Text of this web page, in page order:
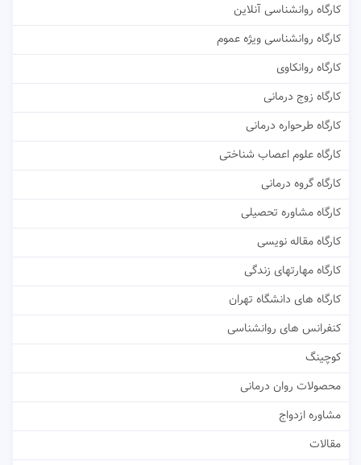
کارگاه روانشناسی آنلاین
کارگاه روانشناسی ویژه عموم
کارگاه روانکاوی
کارگاه زوج درمانی
کارگاه طرحواره درمانی
کارگاه علوم اعصاب شناختی
کارگاه گروه درمانی
کارگاه مشاوره تحصیلی
کارگاه مقاله نویسی
کارگاه مهارتهای زندگی
کارگاه های دانشگاه تهران
کنفرانس های روانشناسی
کوچینگ
محصولات روان درمانی
مشاوره ازدواج
مقالات